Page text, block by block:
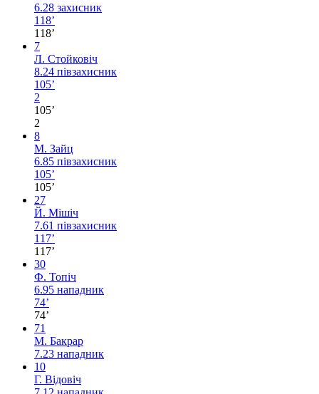
6.28 захисник
118’
118’
7
Л. Стойковіч
8.24 півзахисник
105’
2
105’
2
8
М. Зайц
6.85 півзахисник
105’
105’
27
Й. Мішіч
7.61 півзахисник
117’
117’
30
Ф. Топіч
6.95 нападник
74’
74’
71
М. Бакрар
7.23 нападник
10
Г. Відовіч